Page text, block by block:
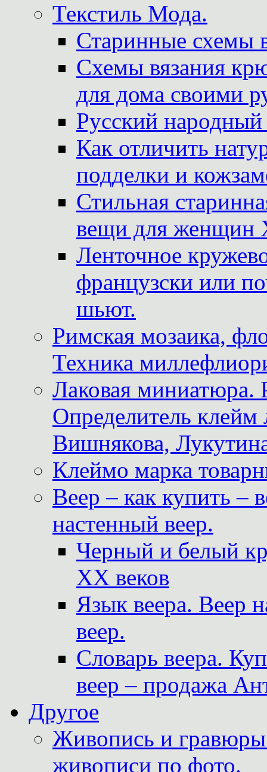
Текстиль Мода.
Старинные схемы
Схемы вязания
для дома своими
Русский
Как отличить
подделки и
Стильная
вещи для женщин
Ленточное
французски или
шьют.
Римская мозаика,
Техника
Лаковая миниатюра.
Определитель
Вишнякова,
Клеймо марка
Веер – как купить –
настенный веер.
Черный и белый
XX веков
Язык веера. Веер
веер.
Словарь веера.
веер – продажа
Другое
Живопись и
живописи по фото.